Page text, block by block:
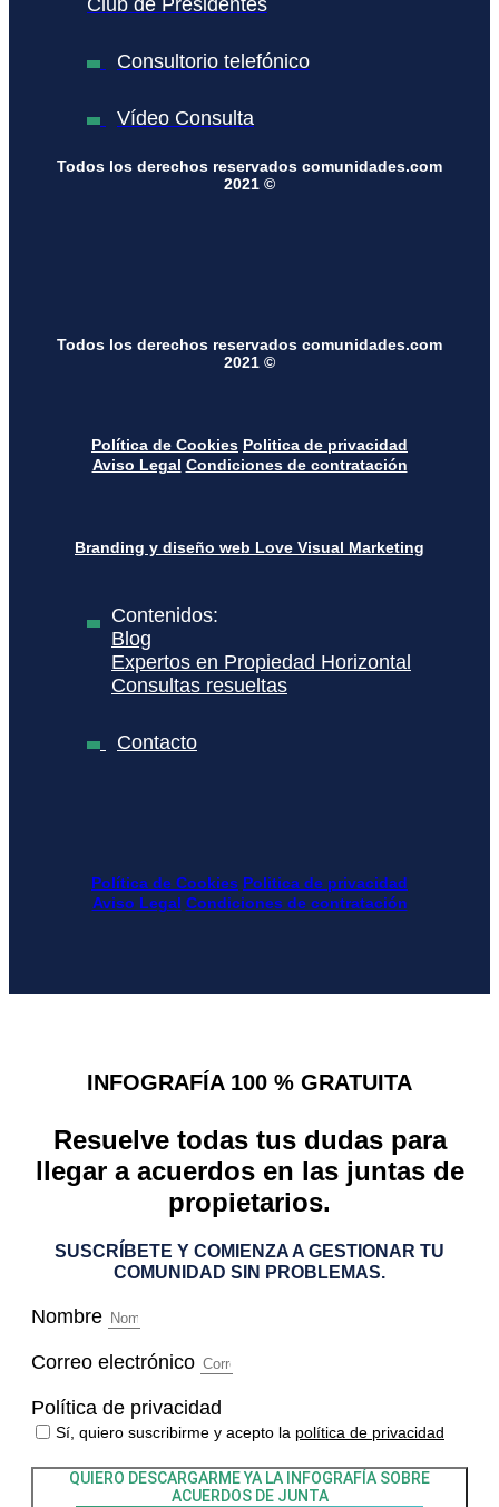
Club de Presidentes
Consultorio telefónico
Vídeo Consulta
Todos los derechos reservados comunidades.com
2021 ©
Todos los derechos reservados comunidades.com
2021 ©
Política de Cookies Politica de privacidad
Aviso Legal Condiciones de contratación
Branding y diseño web Love Visual Marketing
Contenidos:
Blog
Expertos en Propiedad Horizontal
Consultas resueltas
Contacto
Política de Cookies Politica de privacidad
Aviso Legal Condiciones de contratación
INFOGRAFÍA 100 % GRATUITA
Resuelve todas tus dudas para
llegar a acuerdos en las juntas de
propietarios.
SUSCRÍBETE Y COMIENZA A GESTIONAR TU
COMUNIDAD SIN PROBLEMAS.
Nombre
Correo electrónico
Política de privacidad
Sí, quiero suscribirme y acepto la política de privacidad
QUIERO DESCARGARME YA LA INFOGRAFÍA SOBRE
ACUERDOS DE JUNTA